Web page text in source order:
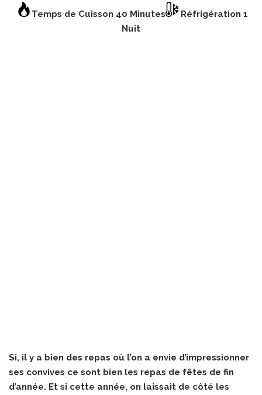
Temps de Cuisson 40 Minutes
Réfrigération 1
Nuit
Si, il y a bien des repas où l’on a envie d’impressionner
ses convives ce sont bien les repas de fêtes de fin
d’année. Et si cette année, on laissait de côté les